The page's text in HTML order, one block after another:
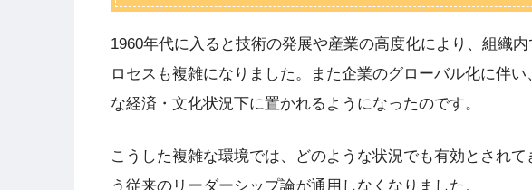
1960年代に入ると技術の発展や産業の高度化により、組織
ロセスも複雑になりました。また企業のグローバル化に伴
な経済・文化状況下に置かれるようになったのです。
こうした複雑な環境では、どのような状況でも有効とされ
う従来のリーダーシップ論が通用しなくなりました。